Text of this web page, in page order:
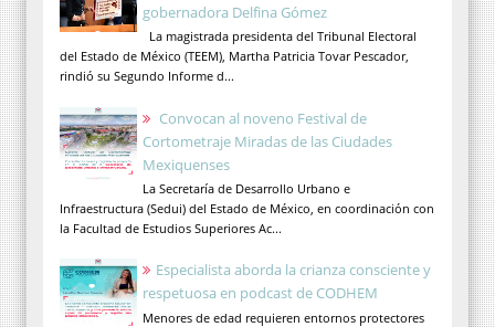
gobernadora Delfina Gómez
La magistrada presidenta del Tribunal Electoral
del Estado de México (TEEM), Martha Patricia Tovar Pescador,
rindió su Segundo Informe d...
Convocan al noveno Festival de
Cortometraje Miradas de las Ciudades
Mexiquenses
La Secretaría de Desarrollo Urbano e
Infraestructura (Sedui) del Estado de México, en coordinación con
la Facultad de Estudios Superiores Ac...
Especialista aborda la crianza consciente y
respetuosa en podcast de CODHEM
Menores de edad requieren entornos protectores